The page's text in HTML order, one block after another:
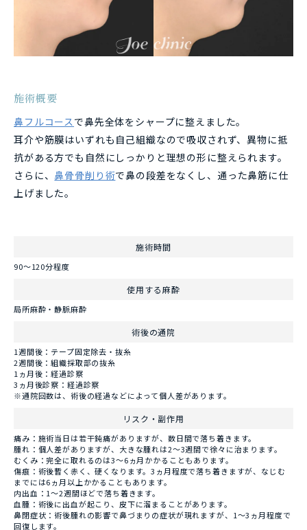
施術概要
鼻フルコースで鼻先全体をシャープに整えました。
耳介や筋膜はいずれも自己組織なので吸収されず、異物に抵
抗がある方でも自然にしっかりと理想の形に整えられます。
さらに、鼻骨骨削り術で鼻の段差をなくし、通った鼻筋に仕
上げました。
施術時間
90～120分程度
使用する麻酔
局所麻酔・静脈麻酔
術後の通院
1週間後：テープ固定除去・抜糸
2週間後：組織採取部の抜糸
1ヵ月後：経過診察
3ヵ月後診察：経過診察
※通院回数は、術後の経過などによって個人差があります。
リスク・副作用
痛み：施術当日は若干鈍痛がありますが、数日間で落ち着きます。
腫れ：個人差がありますが、大きな腫れは2～3週間で徐々に治まります。
むくみ：完全に取れるのは3～6ヵ月かかることもあります。
傷痕：術後暫く赤く、硬くなります。3ヵ月程度で落ち着きますが、なじむ
までには6ヵ月以上かかることもあります。
内出血：1～2週間ほどで落ち着きます。
血腫：術後に出血が起こり、皮下に溜まることがあります。
鼻閉症状：術後腫れの影響で鼻づまりの症状が現れますが、1～3ヵ月程度で
回復します。